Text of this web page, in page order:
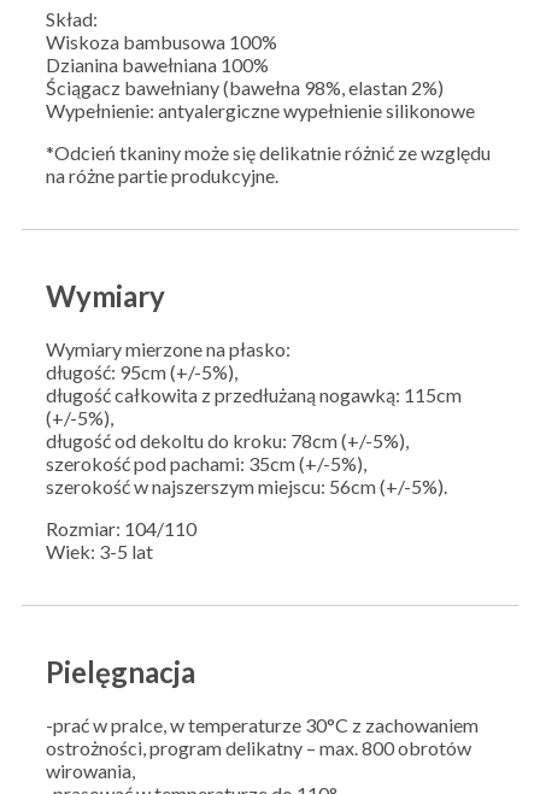
Skład:
Wiskoza bambusowa 100%
Dzianina bawełniana 100%
Ściągacz bawełniany (bawełna 98%, elastan 2%)
Wypełnienie: antyalergiczne wypełnienie silikonowe
*Odcień tkaniny może się delikatnie różnić ze względu
na różne partie produkcyjne.
Wymiary
Wymiary mierzone na płasko:
długość: 95cm (+/-5%),
długość całkowita z przedłużaną nogawką: 115cm
(+/-5%),
długość od dekoltu do kroku: 78cm (+/-5%),
szerokość pod pachami: 35cm (+/-5%),
szerokość w najszerszym miejscu: 56cm (+/-5%).
Rozmiar: 104/110
Wiek: 3-5 lat
Pielęgnacja
-prać w pralce, w temperaturze 30°C z zachowaniem
ostrożności, program delikatny – max. 800 obrotów
wirowania,